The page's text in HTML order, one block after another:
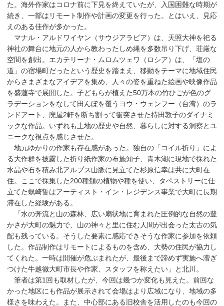
た。海外作家はコロナ前に下見を終えていたが、入国困難な時期が
続き、一部はリモート制作や計画の変更を行った。とはいえ、見応
えのある佳作が多かった。
マナル・アルドワイヤン（サウジアラビア）は、天照大神を祀る
神社の舞台に地元の人から教わったしめ縄を多数吊り下げ、荘厳な
空間を創出。エカテリーナ・ムロムツェワ（ロシア）は、「塩の
道」の宿場町だったという歴史を踏まえ、移動をテーマに地域住民
からさまざまなアイデアを集め、人々の姿を重ねた絵画や映像作品
を盛蓮寺で展開した。子どもらが植えた50万本の竹ひごが色のグ
ラデーションをなして田んぼを覆うヨウ・ウェンフー（台湾）のラ
ンドアート、廃屋2軒を断ち割って衝突させた持田敦子のダイナミ
ックな作品。いずれも土地の歴史や自然、暮らしに対する洞察とユ
ニークな視点を感じさせた。
地元ゆかりの作家も存在感があった。独自の「コイル折り」によ
る大作群を披露した折り紙作家の布施知子、青木湖に現地で採れた
水晶や石を積み北アルプス山脈に見立てた杉原信幸は共に大町在
住。ここで採集した200種類の植物や種を使い、タペストリーに仕
立てた蠣崎誓はアーティスト・イン・レジデンス事業で大町に長期
滞在した経験がある。
「水の奔流と山の森林、広い扇状地に育まれた圧倒的な自然の豊
かさが大町の魅力で、山の神々と里に住む人間が出会った太古の気
配も残っている。そうした要素に感応できそうな作家に参加を依頼
した。作品制作はリモートによるものを含め、大勢の住民が協力し
てくれた。一時は開催が危ぶまれたが、最後まで諦めず実施へ漕ぎ
つけた牛越徹大町市長や作家、スタッフを称えたい」と北川。
筆者は第1回も取材したが、今回は幾つか変化も見えた。前回な
かった地区にも作品が展示されて会場はより広域になり、地域の多
様さを味わえた。また、中心部にある旧校舎を活用したのも今回の